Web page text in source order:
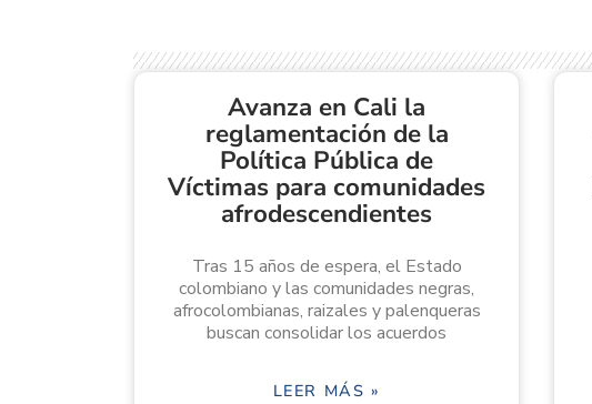
Avanza en Cali la
reglamentación de la
Política Pública de
Víctimas para comunidades
afrodescendientes
Tras 15 años de espera, el Estado
colombiano y las comunidades negras,
afrocolombianas, raizales y palenqueras
buscan consolidar los acuerdos
LEER MÁS »